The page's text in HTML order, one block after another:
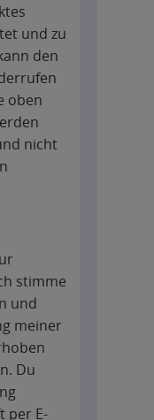
und zu
den
oben
nicht
stimme
und
meiner
Du
per E-